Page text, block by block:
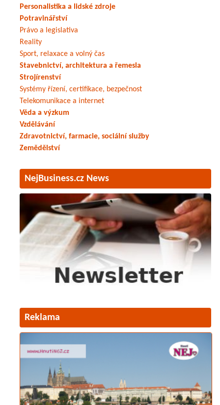
Personalistika a lidské zdroje
Potravinářství
Právo a legislativa
Reality
Sport, relaxace a volný čas
Stavebnictví, architektura a řemesla
Strojírenství
Systémy řízení, certifikace, bezpečnost
Telekomunikace a internet
Věda a výzkum
Vzdělávání
Zdravotnictví, farmacie, sociální služby
Zemědělství
NejBusiness.cz News
Reklama